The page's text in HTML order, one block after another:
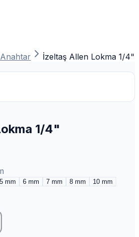
İzeltaş Allen Lokma 1/4"
1/4"
5 mm 6 mm 7 mm 8 mm 10 mm